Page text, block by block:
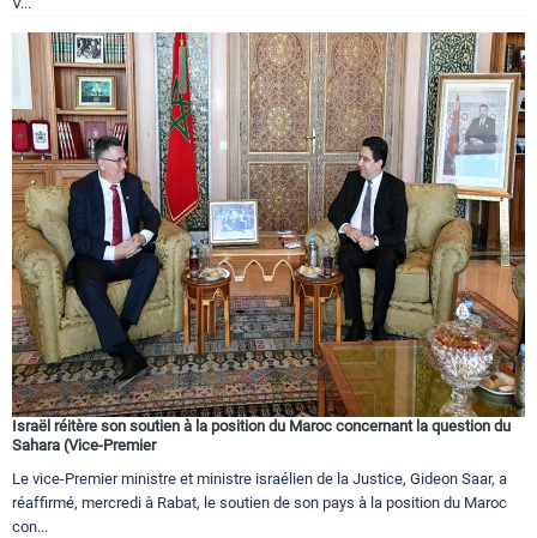
Israël réitère son soutien à la position du Maroc concernant la question du
Sahara (Vice-Premier
Le vice-Premier ministre et ministre israélien de la Justice, Gideon Saar, a
réaffirmé, mercredi à Rabat, le soutien de son pays à la position du Maroc
con...